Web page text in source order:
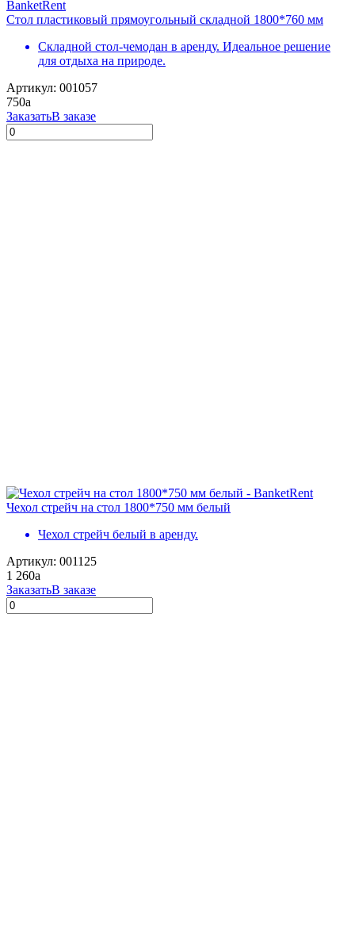
Стол пластиковый прямоугольный складной 1800*760 мм
Складной стол-чемодан в аренду. Идеальное решение
для отдыха на природе.
Артикул: 001057
750a
ЗаказатьВ заказе
Чехол стрейч на стол 1800*750 мм белый
Чехол стрейч белый в аренду.
Артикул: 001125
1 260a
ЗаказатьВ заказе